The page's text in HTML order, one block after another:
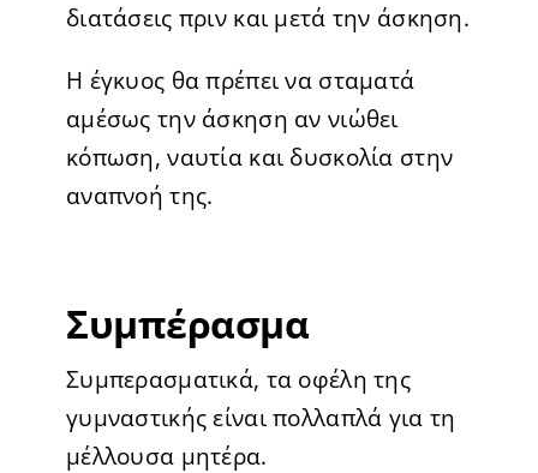
διατάσεις πριν και μετά την άσκηση.
Η έγκυος θα πρέπει να σταματά
αμέσως την άσκηση αν νιώθει
κόπωση, ναυτία και δυσκολία στην
αναπνοή της.
Συμπέρασμα
Συμπερασματικά, τα οφέλη της
γυμναστικής είναι πολλαπλά για τη
μέλλουσα μητέρα.